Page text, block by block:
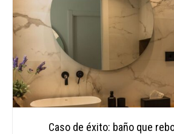
Caso de éxito: baño que